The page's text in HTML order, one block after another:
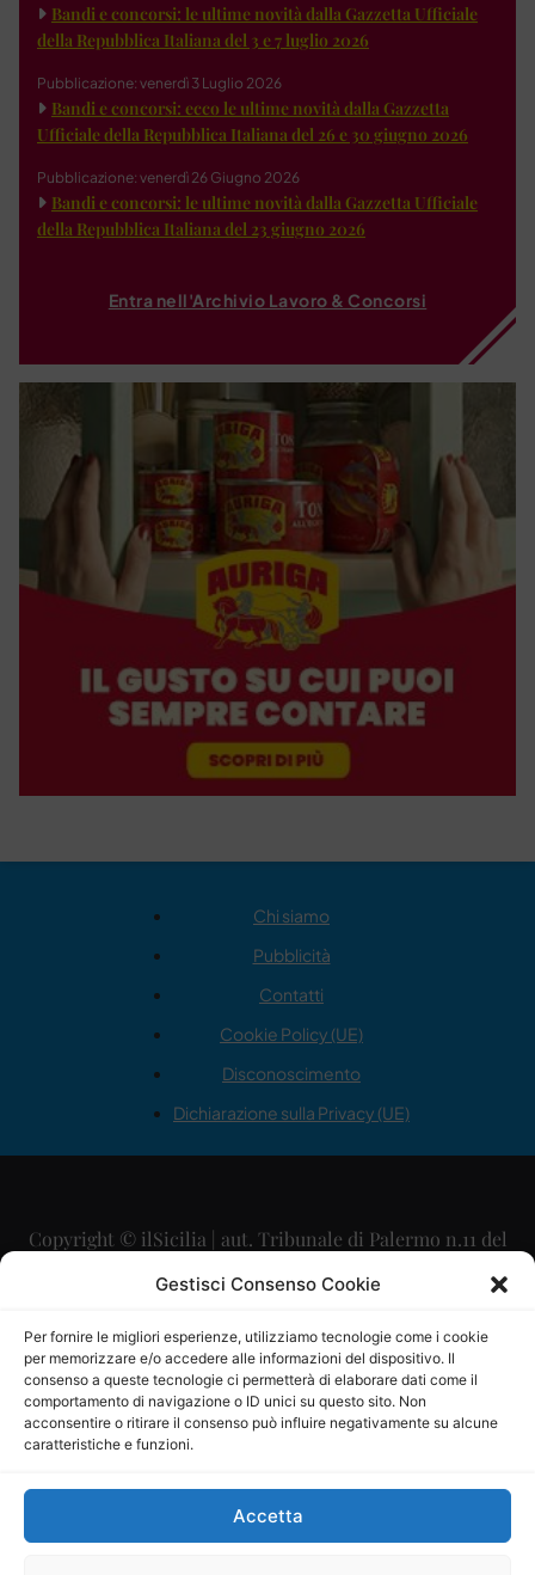
Gestisci Consenso Cookie
Per fornire le migliori esperienze, utilizziamo tecnologie come i cookie
per memorizzare e/o accedere alle informazioni del dispositivo. Il
consenso a queste tecnologie ci permetterà di elaborare dati come il
comportamento di navigazione o ID unici su questo sito. Non
acconsentire o ritirare il consenso può influire negativamente su alcune
caratteristiche e funzioni.
Accetta
Bandi e concorsi: le ultime novità dalla Gazzetta Ufficiale
della Repubblica Italiana del 3 e 7 luglio 2026
Pubblicazione: venerdì 3 Luglio 2026
Bandi e concorsi: ecco le ultime novità dalla Gazzetta
Ufficiale della Repubblica Italiana del 26 e 30 giugno 2026
Pubblicazione: venerdì 26 Giugno 2026
Bandi e concorsi: le ultime novità dalla Gazzetta Ufficiale
della Repubblica Italiana del 23 giugno 2026
Entra nell'Archivio Lavoro & Concorsi
Chi siamo
Pubblicità
Contatti
Cookie Policy (UE)
Disconoscimento
Dichiarazione sulla Privacy (UE)
Copyright © ilSicilia | aut. Tribunale di Palermo n.11 del
29/09/2015
Direttore Editoriale: Maurizio Scaglione
Direttore Responsabile: Maria Calabrese
P.IVA: 06334930820
Mercurio Comunicazione Società Cooperativa a r.l. è